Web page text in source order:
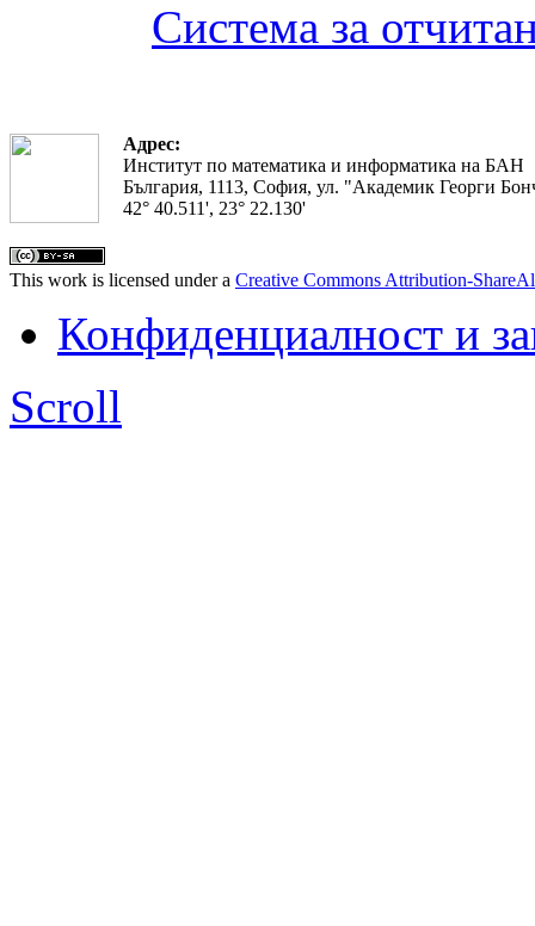
Система за
Адрес:
Институт по математика и информатика на БАН
България, 1113, София, ул. "Академик Георги
42° 40.511', 23° 22.130'
This work is licensed under a Creative Commons Attribution-
Конфиденциалност и
Scroll